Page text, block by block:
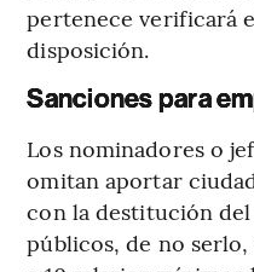
pertenece verificará
disposición.
Sanciones para
Los nominadores o
omitan aportar
con la destitución
públicos, de no